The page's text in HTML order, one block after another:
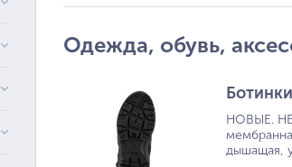
Одежда, обувь,
НОВЫЕ.
дышащая,